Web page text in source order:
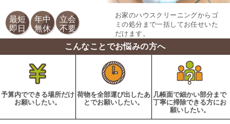
最短
即日
年中
無休
立会
不要
お家のハウスクリーニングからゴ
ミの処分まで一括してお任せいた
だけます。
こんなことでお悩みの方へ
予算内でできる場所だけ
お願いしたい。
荷物を全部運び出したあ
とでお願いしたい。
几帳面で細かい部分まで
丁寧に掃除できる方にお
願いしたい。